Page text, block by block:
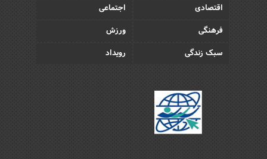
اقتصادی
اجتماعی
فرهنگی
ورزش
سبک زندگی
رویداد